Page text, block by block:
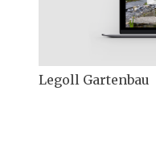
Legoll Gartenbau